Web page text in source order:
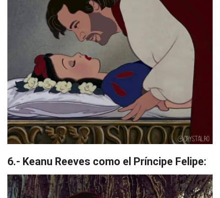
6.- Keanu Reeves como el Príncipe Felipe: